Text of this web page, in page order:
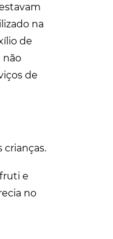
na
de
não
de
crianças.
e
no